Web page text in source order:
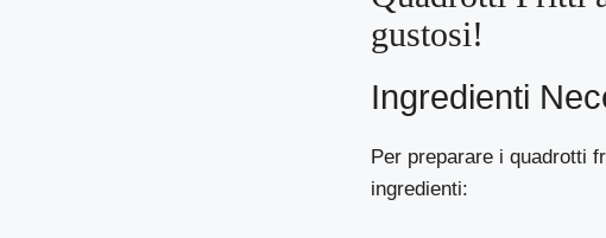
gustosi!
Ingredienti
Per preparare i quadrotti
ingredienti: